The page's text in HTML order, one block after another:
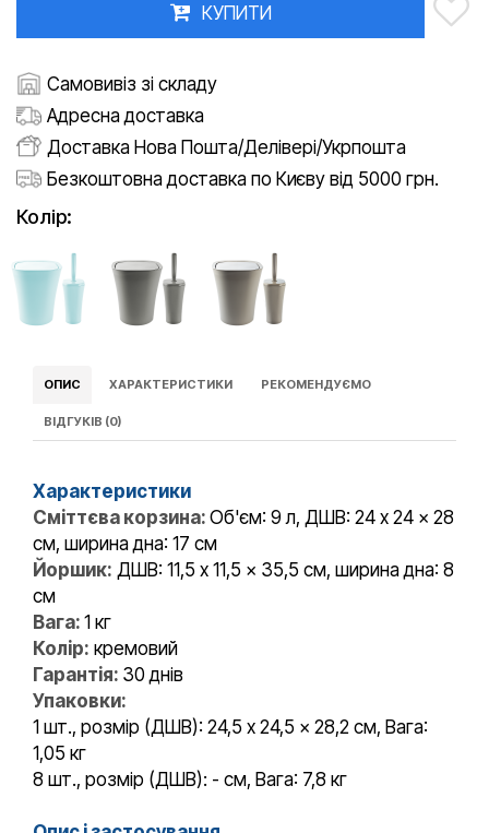
КУПИТИ
Самовивіз зі складу
Адресна доставка
Доставка Нова Пошта/Делівері/Укрпошта
Безкоштовна доставка по Києву від 5000 грн.
Колір:
ОПИС ХАРАКТЕРИСТИКИ РЕКОМЕНДУЄМО
ВІДГУКІВ (0)
Характеристики
Сміттєва корзина: Об'єм: 9 л, ДШВ: 24 x 24 x 28
см, ширина дна: 17 см
Йоршик: ДШВ: 11,5 x 11,5 x 35,5 см, ширина дна: 8
см
Вага: 1 кг
Колір: кремовий
Гарантія: 30 днів
Упаковки:
1 шт., розмір (ДШВ): 24,5 x 24,5 x 28,2 см, Вага:
1,05 кг
8 шт., розмір (ДШВ): - см, Вага: 7,8 кг